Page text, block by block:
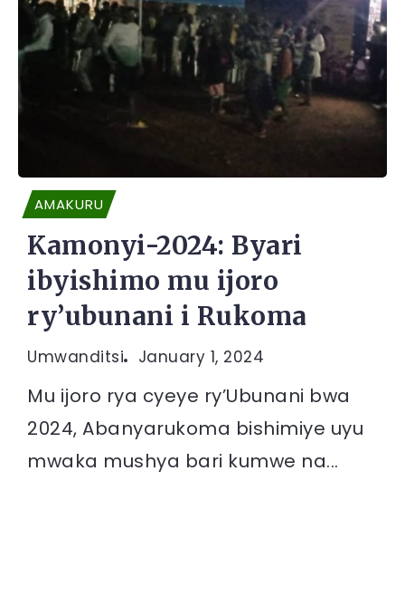
AMAKURU
Kamonyi-2024: Byari
ibyishimo mu ijoro
ry’ubunani i Rukoma
Umwanditsi January 1, 2024
Mu ijoro rya cyeye ry’Ubunani bwa
2024, Abanyarukoma bishimiye uyu
mwaka mushya bari kumwe na...